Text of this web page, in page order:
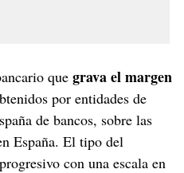
que grava el margen
por entidades de
de bancos, sobre las
España. El tipo del
con una escala en